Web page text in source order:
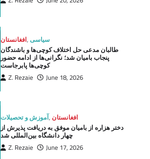
افغانستان,سیاسی
طالبان مدعی حل اختلاف کوچی‌ها و باشندگان
پنجاب بامیان شد؛ نگرانی‌ها از ادامه حضور
کوچی‌ها پابرجاست
Z. Rezaie June 18, 2026
آموزش و تحصیلات, افغانستان
دختر هزاره از بامیان موفق به دریافت پذیرش از
چهار دانشگاه بین‌المللی شد
Z. Rezaie June 17, 2026